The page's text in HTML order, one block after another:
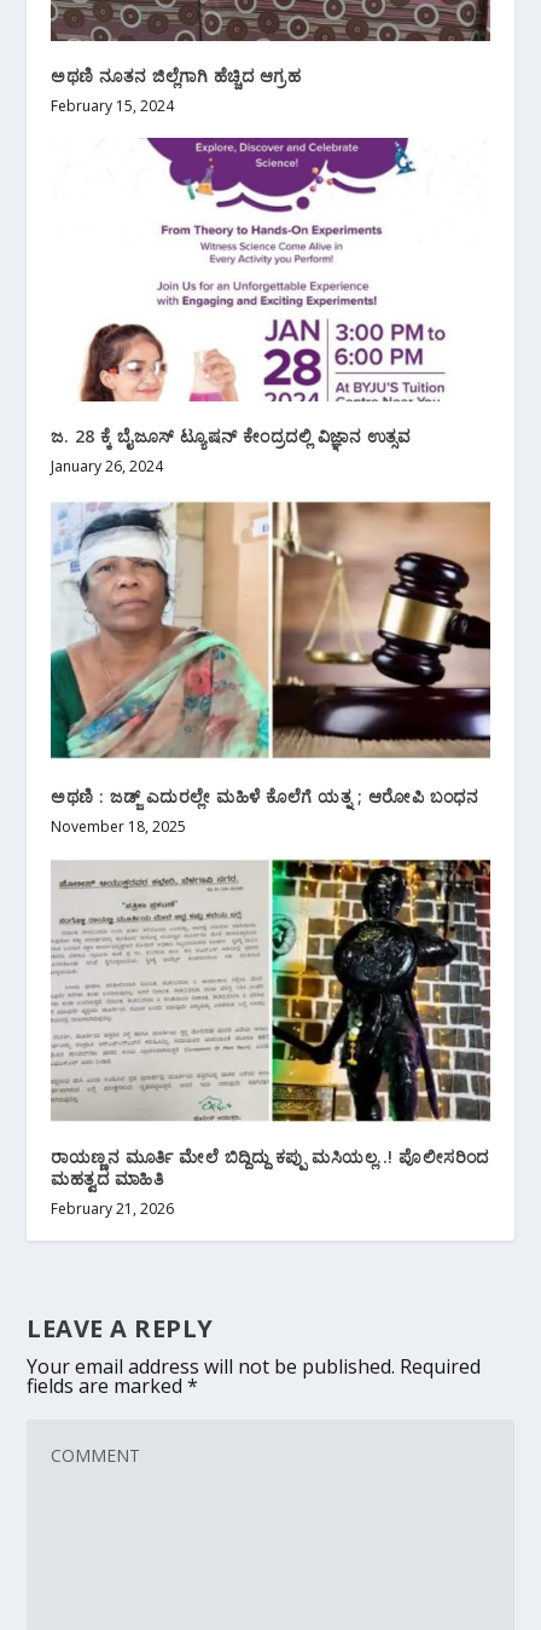
ಅಥಣಿ ನೂತನ ಜಿಲ್ಲೆಗಾಗಿ ಹೆಚ್ಚಿದ ಆಗ್ರಹ
February 15, 2024
ಜ. 28 ಕ್ಕೆ ಬೈಜೂಸ್ ಟ್ಯೂಷನ್ ಕೇಂದ್ರದಲ್ಲಿ ವಿಜ್ಞಾನ ಉತ್ಸವ
January 26, 2024
ಅಥಣಿ : ಜಡ್ಜ್ ಎದುರಲ್ಲೇ ಮಹಿಳೆ ಕೊಲೆಗೆ ಯತ್ನ ; ಆರೋಪಿ ಬಂಧನ
November 18, 2025
ರಾಯಣ್ಣನ ಮೂರ್ತಿ ಮೇಲೆ ಬಿದ್ದಿದ್ದು ಕಪ್ಪು ಮಸಿಯಲ್ಲ..! ಪೊಲೀಸರಿಂದ
ಮಹತ್ವದ ಮಾಹಿತಿ
February 21, 2026
LEAVE A REPLY
Your email address will not be published. Required
fields are marked*